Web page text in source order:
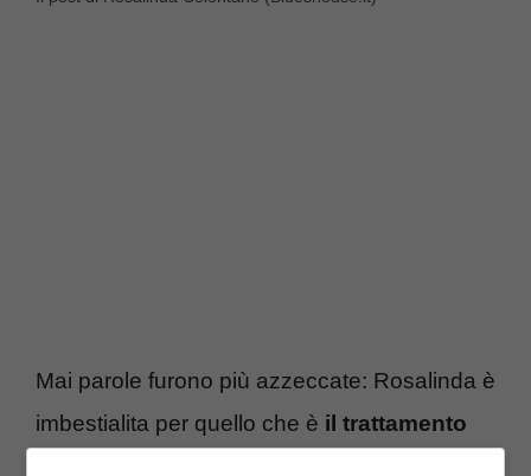
Mai parole furono più azzeccate: Rosalinda è
imbestialita per quello che è il trattamento